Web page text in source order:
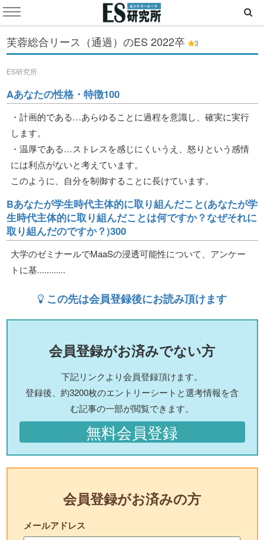
芙蓉総合リース（通過）のES 2022卒 3
ES研究所
Aあなたの性格・特徴100
・計画的である…あらゆることに過程を意識し、確実に実行
します。
・温厚である…ストレスを感じにくいうえ、怒りという感情
には利点がないと考えています。
このように、自分を制御することに長けています。
Bあなたが学生時代主体的に取り組んだこと(あなたが学
生時代主体的に取り組んだことは何ですか？なぜそれに
取り組んだのですか？)300
大学のゼミナールでMaaSの浸透可能性について、アンケー
トに基............
この先は会員登録後にお読み頂けます
会員登録がお済みでない方
下記リンクより会員登録頂けます。
登録後、約3200枚のエントリーシートと選考情報を含
む記事の一部が閲覧できます。
無料会員登録
会員登録がお済みの方
メールアドレス